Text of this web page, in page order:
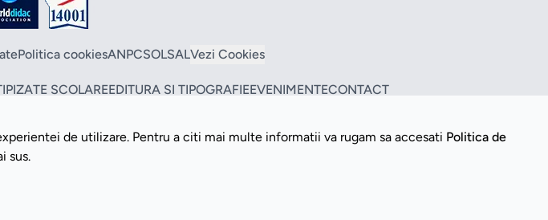
Politica cookiesANPCSOLSAL Vezi Cookies
SCOLAREEDITURA SI TIPOGRAFIEEVENIMENTECONTACT
Toate drepturile rezervate
de utilizare. Pentru a citi mai multe informatii va rugam sa accesati Politica de
sus.